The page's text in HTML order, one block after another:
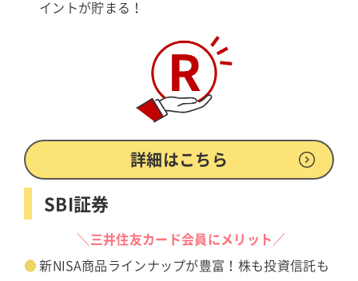
イントが貯まる！
詳細はこちら
SBI証券
＼三井住友カード会員にメリット／
新NISA商品ラインナップが豊富！株も投資信託も